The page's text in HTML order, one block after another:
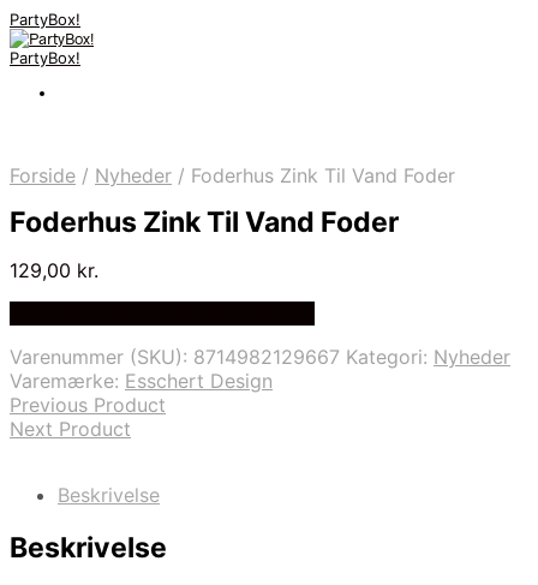
PartyBox!
PartyBox!
Forside / Nyheder / Foderhus Zink Til Vand Foder
Foderhus Zink Til Vand Foder
129,00 kr.
Varenummer (SKU): 8714982129667 Kategori: Nyheder
Varemærke: Esschert Design
Previous Product
Next Product
Beskrivelse
Beskrivelse